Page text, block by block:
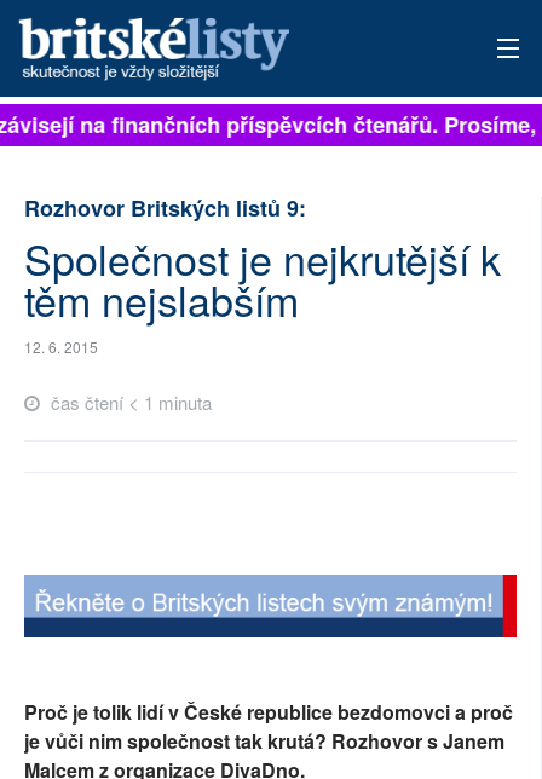
PŘIHLÁSIT
ROZHOVORY
TÉMATA
NEJČTENĚJŠÍ ZA 7 DNÍ
SOCIÁLNÍ SÍTĚ
na finančních příspěvcích čtenářů. Prosíme,
Rozhovor Britských listů 9:
Společnost je nejkrutější k
těm nejslabším
12. 6. 2015
čas čtení < 1 minuta
Proč je tolik lidí v České republice bezdomovci a proč
je vůči nim společnost tak krutá? Rozhovor s Janem
Malcem z organizace DivaDno.